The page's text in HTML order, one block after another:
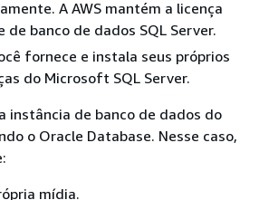
A AWS mantém a licença
banco de dados SQL Server.
fornece e instala seus próprios
do Microsoft SQL Server.
instância de banco de dados do
o Oracle Database. Nesse caso,
mídia.